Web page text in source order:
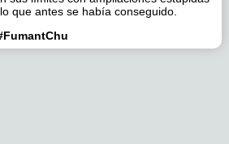
que antes se había conseguido.